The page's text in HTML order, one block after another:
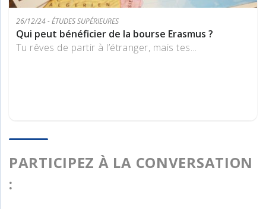
26/12/24 - ÉTUDES SUPÉRIEURES
Qui peut bénéficier de la bourse Erasmus ?
Tu rêves de partir à l’étranger, mais tes...
PARTICIPEZ À LA CONVERSATION
: